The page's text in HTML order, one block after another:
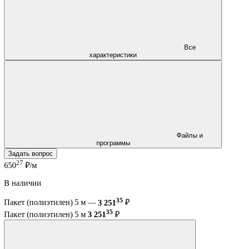
характеристики
программы
Задать вопрос
65027 ₽/м
В наличии
Пакет (полиэтилен) 5 м — 3 25135 ₽
Пакет (полиэтилен) 5 м 3 25135 ₽